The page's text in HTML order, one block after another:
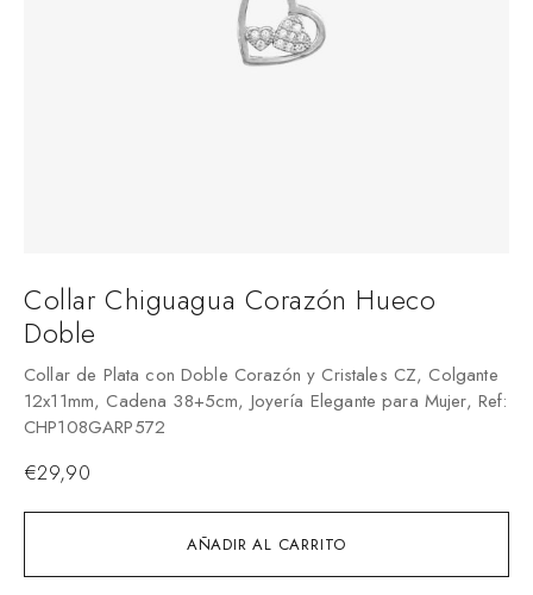
AÑADIR AL CARRITO
Collar Chiguagua Corazón Hueco
Doble
Collar de Plata con Doble Corazón y Cristales CZ, Colgante
12x11mm, Cadena 38+5cm, Joyería Elegante para Mujer, Ref:
CHP108GARP572
€29,90